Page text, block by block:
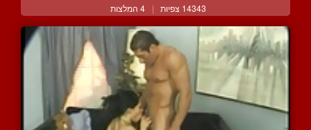
14343 צפיות | 4 המלצות